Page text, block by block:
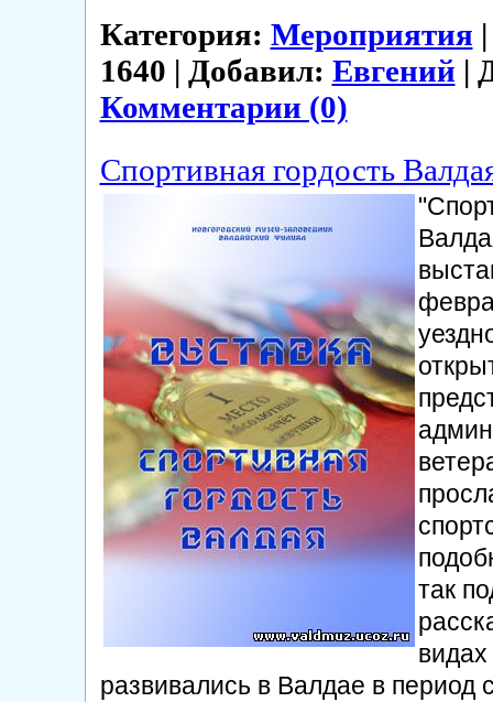
Категория: Мероприятия
1640 | Добавил: Евгений |
Комментарии (0)
Спортивная гордость
так
развивались в Валдае в